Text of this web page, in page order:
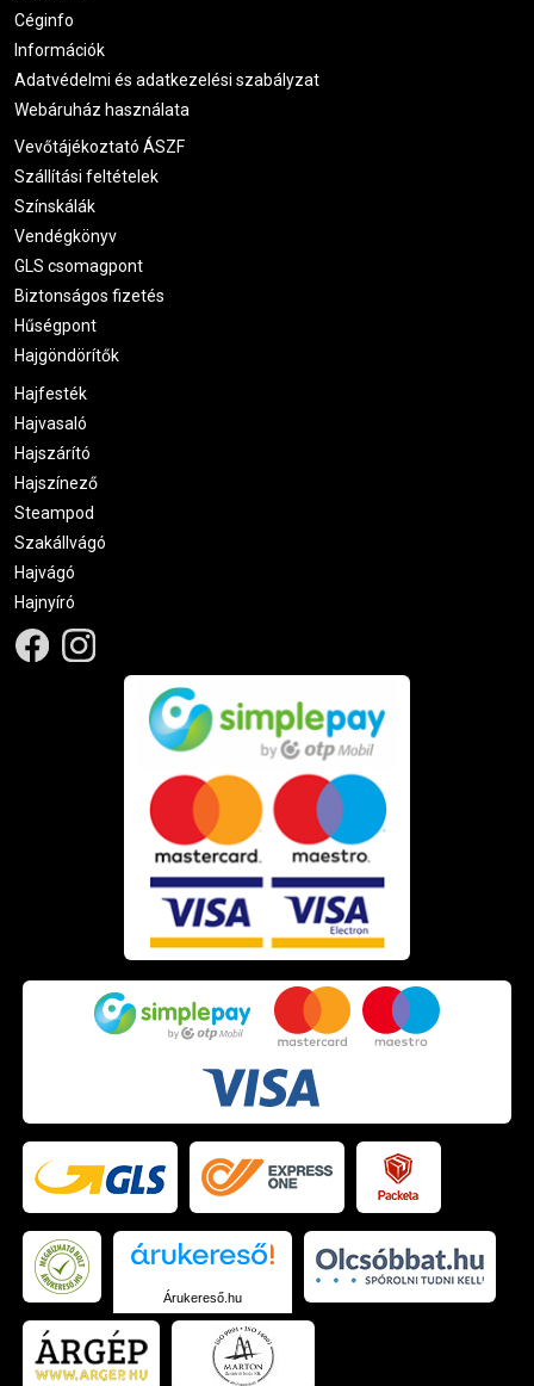
Céginfo
Információk
Adatvédelmi és adatkezelési szabályzat
Webáruház használata
Vevőtájékoztató ÁSZF
Szállítási feltételek
Színskálák
Vendégkönyv
GLS csomagpont
Biztonságos fizetés
Hűségpont
Hajgöndörítők
Hajfesték
Hajvasaló
Hajszárító
Hajszínező
Steampod
Szakállvágó
Hajvágó
Hajnyíró
Árukereső.hu